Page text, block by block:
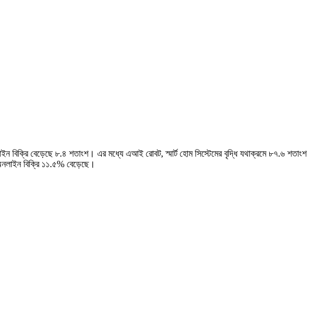
বিক্রি বেড়েছে ৮.৪ শতাংশ। এর মধ্যে এআই রোবট, স্মার্ট হোম সিস্টেমের বৃদ্ধি যথাক্রমে ৮৭.৬ শতাংশ
বিক্রি ১১.৫% বেড়েছে।